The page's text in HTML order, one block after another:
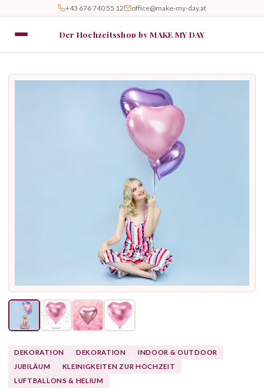
+43 676 740 55 12 office@make-my-day.at
Der Hochzeitsshop by MAKE MY DAY
DEKORATION DEKORATION
INDOOR & OUTDOOR
JUBILÄUM
KLEINIGKEITEN ZUR HOCHZEIT
LUFTBALLONS & HELIUM